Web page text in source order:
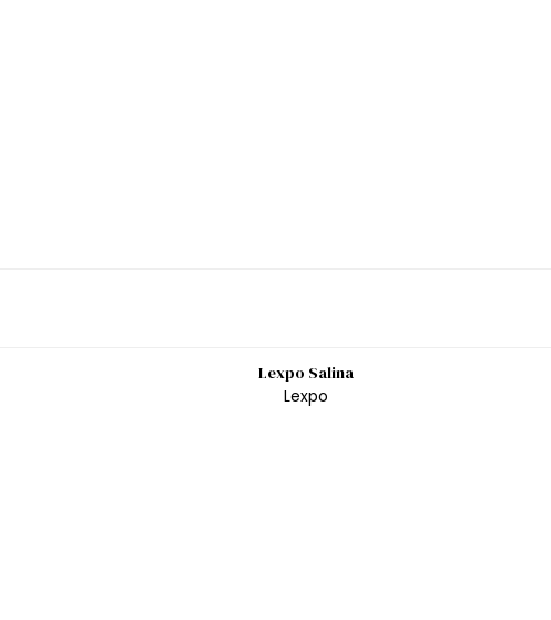
Lexpo Salina
Lexpo